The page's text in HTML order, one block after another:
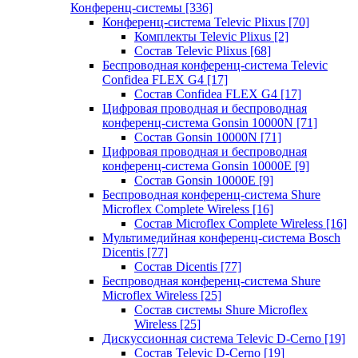
Конференц-системы [336]
Конференц-система Televic Plixus [70]
Комплекты Televic Plixus [2]
Состав Televic Plixus [68]
Беспроводная конференц-система Televic
Confidea FLEX G4 [17]
Состав Confidea FLEX G4 [17]
Цифровая проводная и беспроводная
конференц-система Gonsin 10000N [71]
Состав Gonsin 10000N [71]
Цифровая проводная и беспроводная
конференц-система Gonsin 10000E [9]
Состав Gonsin 10000E [9]
Беспроводная конференц-система Shure
Microflex Complete Wireless [16]
Состав Microflex Complete Wireless [16]
Мультимедийная конференц-система Bosch
Dicentis [77]
Состав Dicentis [77]
Беспроводная конференц-система Shure
Microflex Wireless [25]
Состав системы Shure Microflex
Wireless [25]
Дискуссионная система Televic D-Cerno [19]
Состав Televic D-Cerno [19]